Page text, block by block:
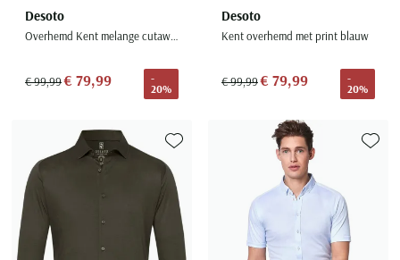
Desoto
Overhemd Kent melange cutaway boord
€ 99,99€ 79,99
-
20%
Desoto
Kent overhemd met print blauw
€ 99,99€ 79,99
-
20%
Toevoegen aan favorieten